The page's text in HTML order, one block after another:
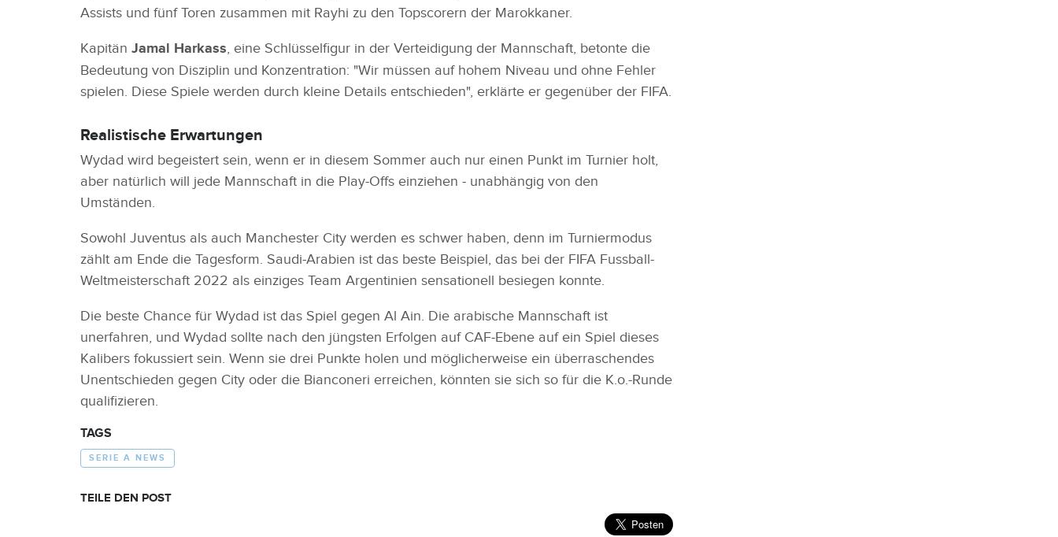
Assists und fünf Toren zusammen mit Rayhi zu den Topscorern der Marokkaner.
Kapitän Jamal Harkass, eine Schlüsselfigur in der Verteidigung der Mannschaft, betonte die
Bedeutung von Disziplin und Konzentration: "Wir müssen auf hohem Niveau und ohne Fehler
spielen. Diese Spiele werden durch kleine Details entschieden", erklärte er gegenüber der FIFA.
Realistische Erwartungen
Wydad wird begeistert sein, wenn er in diesem Sommer auch nur einen Punkt im Turnier holt,
aber natürlich will jede Mannschaft in die Play-Offs einziehen - unabhängig von den
Umständen.
Sowohl Juventus als auch Manchester City werden es schwer haben, denn im Turniermodus
zählt am Ende die Tagesform. Saudi-Arabien ist das beste Beispiel, das bei der FIFA Fussball-
Weltmeisterschaft 2022 als einziges Team Argentinien sensationell besiegen konnte.
Die beste Chance für Wydad ist das Spiel gegen Al Ain. Die arabische Mannschaft ist
unerfahren, und Wydad sollte nach den jüngsten Erfolgen auf CAF-Ebene auf ein Spiel dieses
Kalibers fokussiert sein. Wenn sie drei Punkte holen und möglicherweise ein überraschendes
Unentschieden gegen City oder die Bianconeri erreichen, könnten sie sich so für die K.o.-Runde
qualifizieren.
TAGS
SERIE A NEWS
TEILE DEN POST